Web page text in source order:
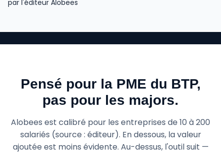
par l'éditeur Alobees
Pensé pour la PME du BTP,
pas pour les majors.
Alobees est calibré pour les entreprises de 10 à 200
salariés (source : éditeur). En dessous, la valeur
ajoutée est moins évidente. Au-dessus, l'outil suit —